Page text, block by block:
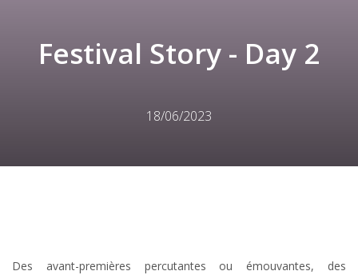
Festival Story - Day 2
18/06/2023
Des avant-premières percutantes ou émouvantes, des